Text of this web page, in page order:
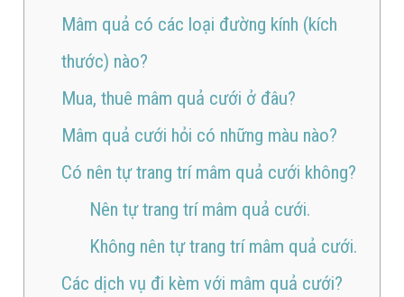
Mâm quả có các loại đường kính (kích
thước) nào?
Mua, thuê mâm quả cưới ở đâu?
Mâm quả cưới hỏi có những màu nào?
Có nên tự trang trí mâm quả cưới không?
Nên tự trang trí mâm quả cưới.
Không nên tự trang trí mâm quả cưới.
Các dịch vụ đi kèm với mâm quả cưới?